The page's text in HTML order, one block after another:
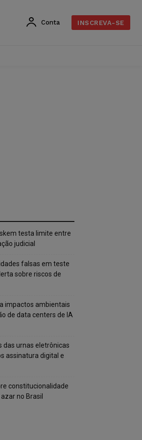
Conta INSCREVA-SE
testa limite entre
judicial
falsas em teste
sobre riscos de
impactos ambientais
de data centers de IA
das urnas eletrônicas
assinatura digital e
constitucionalidade
no Brasil